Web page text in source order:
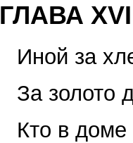
ГЛАВА
Иной за
За золото
Кто в доме